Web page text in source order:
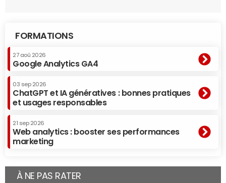
FORMATIONS
27 aoû 2026
Google Analytics GA4
03 sep 2026
ChatGPT et IA génératives : bonnes pratiques
et usages responsables
21 sep 2026
Web analytics : booster ses performances
marketing
À NE PAS RATER